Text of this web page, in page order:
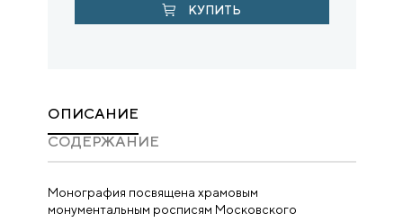
КУПИТЬ
ОПИСАНИЕ
CОДЕРЖАНИЕ
Монография посвящена храмовым
монументальным росписям Московского